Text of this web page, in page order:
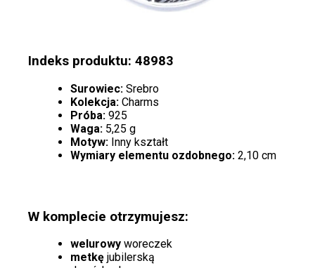
Indeks produktu: 48983
Surowiec: Srebro
Kolekcja: Charms
Próba: 925
Waga: 5,25 g
Motyw: Inny kształt
Wymiary elementu ozdobnego: 2,10 cm
W komplecie otrzymujesz:
welurowy woreczek
metkę jubilerską